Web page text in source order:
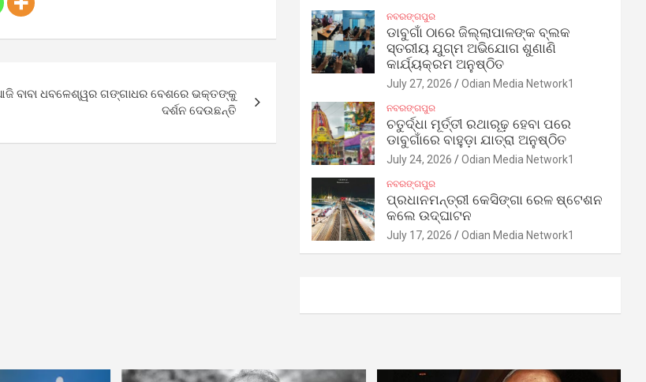
ବାବା ଧବଳେଶ୍ୱର ଗଙ୍ଗାଧର ବେଶରେ ଭକ୍ତଙ୍କୁ
ଦର୍ଶନ ଦେଉଛନ୍ତି
ନବରଙ୍ଗପୁର
ଡାବୁଗାଁ ଠାରେ ଜିଲ୍ଲାପାଳଙ୍କ ବ୍ଲକ
ସ୍ତରୀୟ ଯୁଗ୍ମ ଅଭିଯୋଗ ଶୁଣାଣି
କାର୍ଯ୍ୟକ୍ରମ ଅନୁଷ୍ଠିତ
July 27, 2026 Odian Media Network1
ନବରଙ୍ଗପୁର
ଚତୁର୍ଦ୍ଧା ମୂର୍ତ୍ତୀ ରଥାରୂଢ଼ ହେବା ପରେ
ଡାବୁଗାଁରେ ବାହୁଡ଼ା ଯାତ୍ରା ଅନୁଷ୍ଠିତ
July 24, 2026 Odian Media Network1
ନବରଙ୍ଗପୁର
ପ୍ରଧାନମନ୍ତ୍ରୀ କେସିଙ୍ଗା ରେଳ ଷ୍ଟେଶନ
କଲେ ଉଦ୍‌ଘାଟନ
July 17, 2026 Odian Media Network1